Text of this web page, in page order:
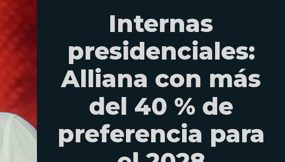
Internas
presidenciales:
Alliana con más
del 40 % de
preferencia para